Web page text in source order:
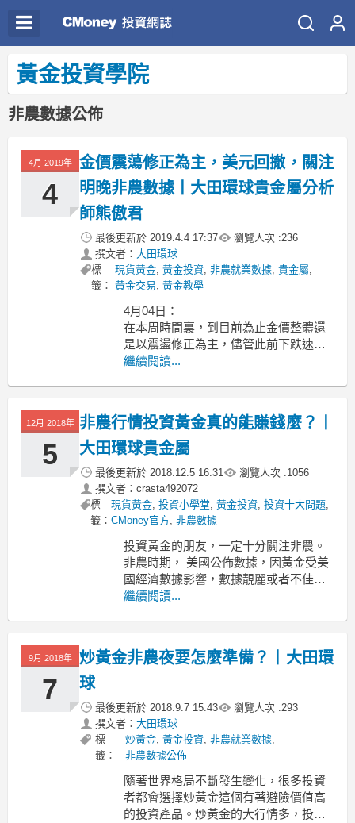
黃金投資學院
非農數據公佈
4月 2019年
4
金價震蕩修正為主，美元回撤，關注
明晚非農數據丨大田環球貴金屬分析
師熊傲君
最後更新於 2019.4.4 17:37 瀏覽人次 :236
撰文者： 大田環球
標
籤：
現貨黃金, 黃金投資, 非農就業數據, 貴金屬,
黃金交易, 黃金教學
4月04日：
在本周時間裏，到目前為止金價整體還
是以震盪修正為主，儘管此前下跌速度
較快，但是延續力度並不大，代表下方
也是守住了1288的位置，不過目前歐盤
並沒有進一步破高，可能暗示晚間節奏
上依舊不會太快。美元方面，目前也出
繼續閱讀...
12月 2018年
5
非農行情投資黃金真的能賺錢麼？丨
大田環球貴金屬
最後更新於 2018.12.5 16:31 瀏覽人次 :1056
撰文者：crasta492072
標
籤：
現貨黃金,投資小學堂,黃金投資,投資十大問題,
CMoney官方,非農數據
投資黃金的朋友，一定十分關注非農。
非農時期， 美國公佈數據，因黃金受美
國經濟數據影響，數據靚麗或者不佳，
都將引起黃金價格波動。因現貨黃金雙
資黃金真的能賺錢麼？
非農行情投資黃金當然能賺錢，非農賺
繼續閱讀...
9月 2018年
7
炒黃金非農夜要怎麼準備？丨大田環
球
最後更新於 2018.9.7 15:43 瀏覽人次 :293
撰文者： 大田環球
標
籤：
炒黃金, 黃金投資, 非農就業數據,
非農數據公佈
隨著世界格局不斷發生變化，很多投資
者都會選擇炒黃金這個有著避險價值高
的投資產品。炒黃金的大行情多，投資